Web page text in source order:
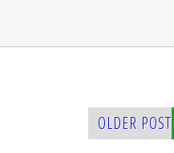
OLDER POST